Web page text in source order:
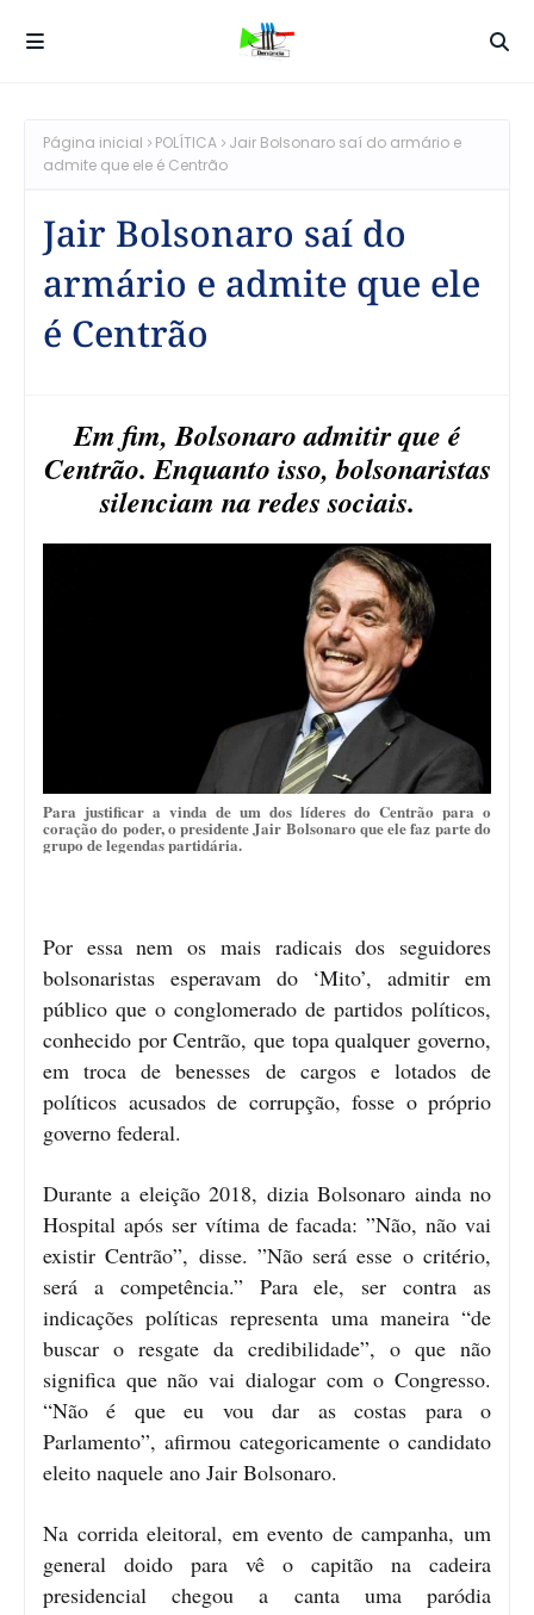
Página inicial POLÍTICA
Jair Bolsonaro saí do armário e
admite que ele é Centrão
Jair Bolsonaro saí do
armário e admite que ele
é Centrão
Em fim, Bolsonaro admitir que é
Centrão. Enquanto isso, bolsonaristas
silenciam na redes sociais.
Para justificar a vinda de um dos líderes do Centrão para o
coração do poder, o presidente Jair Bolsonaro que ele faz parte do
grupo de legendas partidária.
Por essa nem os mais radicais dos seguidores
bolsonaristas esperavam do ‘Mito’, admitir em
público que o conglomerado de partidos políticos,
conhecido por Centrão, que topa qualquer governo,
em troca de benesses de cargos e lotados de
políticos acusados de corrupção, fosse o próprio
governo federal.
Durante a eleição 2018, dizia Bolsonaro ainda no
Hospital após ser vítima de facada: ”Não, não vai
existir Centrão”, disse. ”Não será esse o critério,
será a competência.” Para ele, ser contra as
indicações políticas representa uma maneira “de
buscar o resgate da credibilidade”, o que não
significa que não vai dialogar com o Congresso.
“Não é que eu vou dar as costas para o
Parlamento”, afirmou categoricamente o candidato
eleito naquele ano Jair Bolsonaro.
Na corrida eleitoral, em evento de campanha, um
general doido para vê o capitão na cadeira
presidencial chegou a canta uma paródia